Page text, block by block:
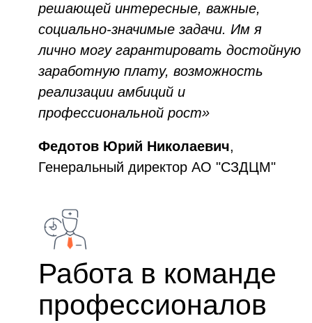
решающей интересные, важные,
социально-значимые задачи. Им я
лично могу гарантировать достойную
заработную плату, возможность
реализации амбиций и
профессиональной рост»
Федотов Юрий Николаевич,
Генеральный директор АО "СЗДЦМ"
Работа в команде
профессионалов